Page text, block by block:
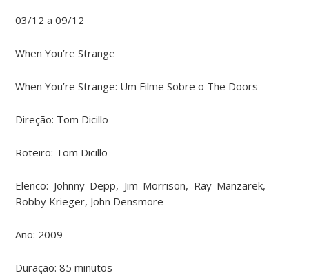
03/12 a 09/12
When You’re Strange
When You’re Strange: Um Filme Sobre o The Doors
Direção: Tom Dicillo
Roteiro: Tom Dicillo
Elenco: Johnny Depp, Jim Morrison, Ray Manzarek,
Robby Krieger, John Densmore
Ano: 2009
Duração: 85 minutos